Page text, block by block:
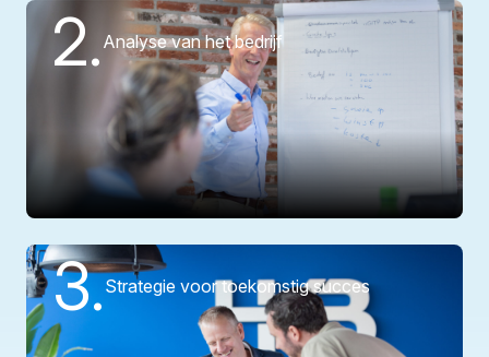
2.Analyse van het bedrijf
3.Strategie voor toekomstig succes